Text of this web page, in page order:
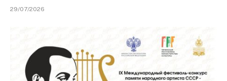
29/07/2026